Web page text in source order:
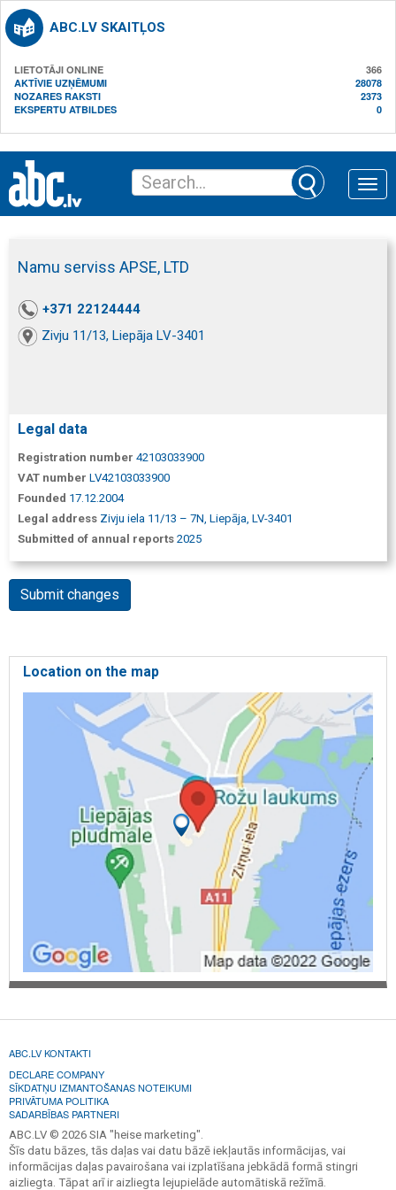
ABC.LV SKAITĻOS
LIETOTĀJI ONLINE
366
AKTĪVIE UZŅĒMUMI
28078
NOZARES RAKSTI
2373
EKSPERTU ATBILDES
0
Toggle
Namu serviss APSE, LTD
+371 22124444
Zivju 11/13, Liepāja LV-3401
Legal data
Registration number 42103033900
VAT number LV42103033900
Founded 17.12.2004
Legal address Zivju iela 11/13 – 7N, Liepāja, LV-3401
Submitted of annual reports 2025
Submit changes
Location on the map
ABC.LV KONTAKTI
DECLARE COMPANY
SĪKDATŅU IZMANTOŠANAS NOTEIKUMI
PRIVĀTUMA POLITIKA
SADARBĪBAS PARTNERI
ABC.LV © 2026 SIA "heise marketing".
Šīs datu bāzes, tās daļas vai datu bāzē iekļautās informācijas, vai
informācijas daļas pavairošana vai izplatīšana jebkādā formā stingri
aizliegta. Tāpat arī ir aizliegta lejupielāde automātiskā režīmā.